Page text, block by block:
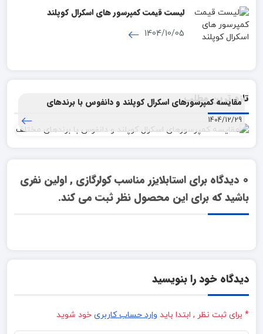
لیست قیمت کمپرسور های اسکرال کوپلند
1404/10/05
تازه ترین مطلب
مقایسه کمپرسورهای اسکرال کوپلند و دانفوس با برندهای
مختلف
1404/12/29
0 دیدگاه برای استابلایزر مناسب کولرگازی , اولین نفری
باشید که برای این محصول نظر ثبت می کند.
دیدگاه خود را بنویسید
* برای ثبت نظر , ابتدا باید وارد حساب کاربری خود شوید